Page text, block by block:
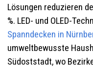
Lösungen reduzieren
%. LED- und OLED-
Spanndecken in
umweltbewusste
Südoststadt, wo